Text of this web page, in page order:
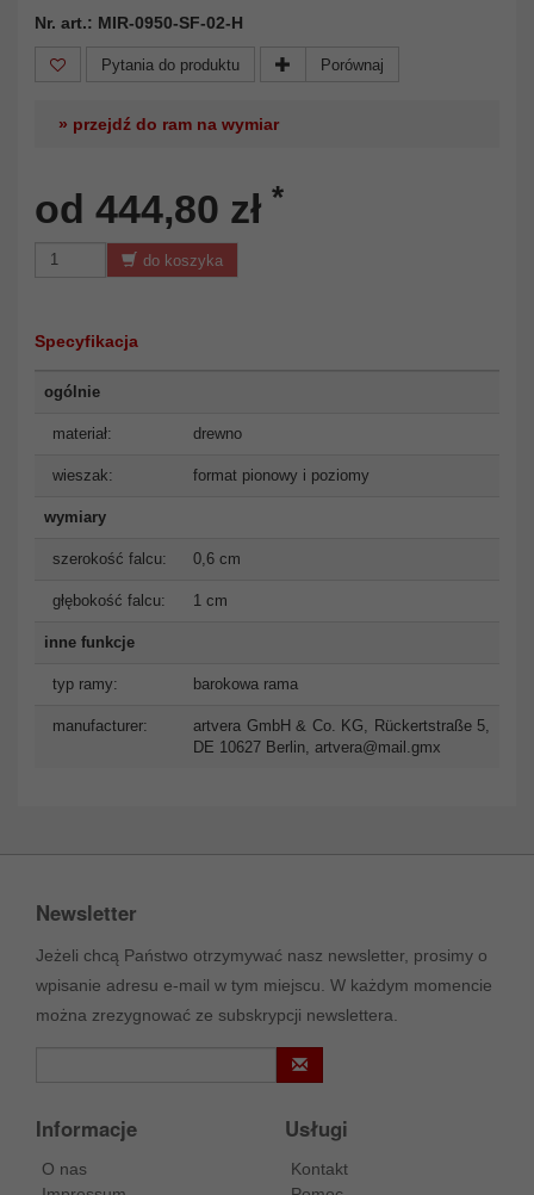
Nr. art.: MIR-0950-SF-02-H
Pytania do produktu Porównaj
» przejdź do ram na wymiar
od 444,80 zł *
do koszyka
Specyfikacja
ogólnie
materiał: drewno
wieszak: format pionowy i poziomy
wymiary
szerokość falcu: 0,6 cm
głębokość falcu: 1 cm
inne funkcje
typ ramy: barokowa rama
manufacturer:
artvera GmbH & Co. KG, Rückertstraße 5,
DE 10627 Berlin, artvera@mail.gmx
Newsletter
Jeżeli chcą Państwo otrzymywać nasz newsletter, prosimy o
wpisanie adresu e-mail w tym miejscu. W każdym momencie
można zrezygnować ze subskrypcji newslettera.
Informacje
O nas
Usługi
Kontakt